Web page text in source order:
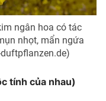
tử số 483/GP-BTTTT
ngân hoa có tác
nhọt, mẩn ngứa
tính của nhau)